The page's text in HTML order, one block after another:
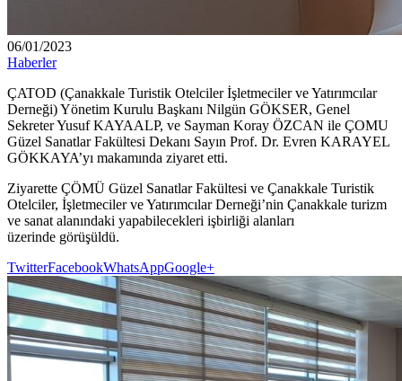
06/01/2023
Haberler
ÇATOD (Çanakkale Turistik Otelciler İşletmeciler ve Yatırımcılar
Derneği) Yönetim Kurulu Başkanı Nilgün GÖKSER, Genel
Sekreter Yusuf KAYAALP, ve Sayman Koray ÖZCAN ile ÇOMU
Güzel Sanatlar Fakültesi Dekanı Sayın Prof. Dr. Evren KARAYEL
GÖKKAYA’yı makamında ziyaret etti.
Ziyarette ÇÖMÜ Güzel Sanatlar Fakültesi ve Çanakkale Turistik
Otelciler, İşletmeciler ve Yatırımcılar Derneği’nin Çanakkale turizm
ve sanat alanındaki yapabilecekleri işbirliği alanları
üzerinde görüşüldü.
TwitterFacebookWhatsAppGoogle+